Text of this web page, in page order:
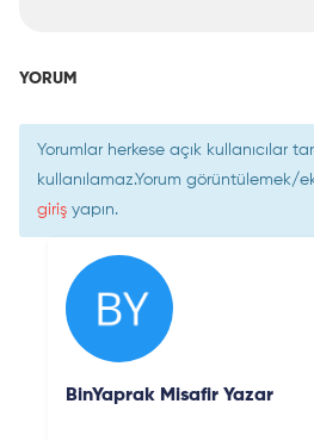
YORUM
Yorumlar herkese açık kullanıcılar
kullanılamaz.Yorum görüntülemek/
giriş yapın.
BinYaprak Misafir Yazar